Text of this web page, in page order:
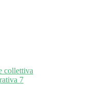
collettiva
7